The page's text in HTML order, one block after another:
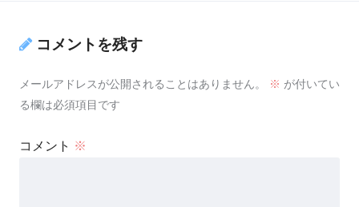
コメントを残す
メールアドレスが公開されることはありません。 ※ が付いてい
る欄は必須項目です
コメント ※